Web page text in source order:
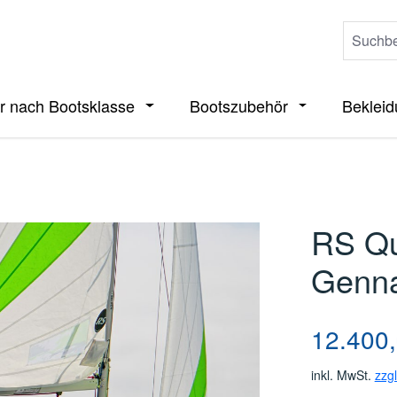
das Dropdown der Kategorie Boote
nach Bootsklasse Öffne oder Schließe das Dropdown
Bootszubehör Öffne oder
RS
Regulärer
inkl. MwSt.